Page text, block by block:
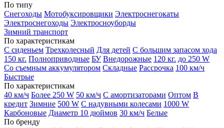
По типу
Снегоходы Мотобуксировщики Электроснегокаты
Электроснегоходы Электросноуборды
Зимний транспорт
По характеристикам
С сиденьем Трехколесный Для детей С большим запасом хода
150 кг. Полноприводные БУ Внедорожные 120 кг. до 250 W
Со съемным аккумулятором Складные Рассрочка 100 км/ч
Быстрые
По характеристикам
40 км/ч Более 250 W 50 км/ч С амортизаторами Оптом В
кредит Зимние 500 W С надувными колесами 1000 W
Карбоновые Диаметр 10 дюймов 30 км/ч Белые
По бренду